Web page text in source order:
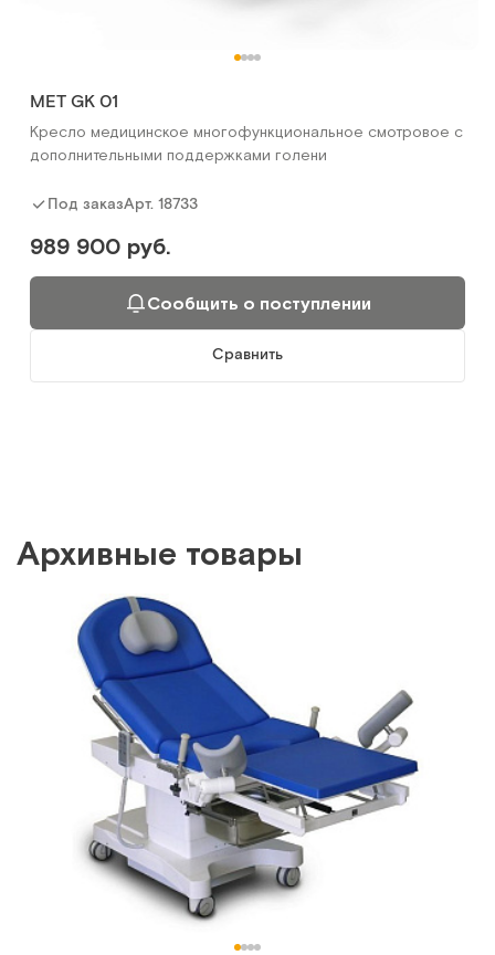
MET GK 01
Кресло медицинское многофункциональное смотровое с
дополнительными поддержками голени
Под заказАрт. 18733
989 900 руб.
Сообщить о поступлении
Сравнить
Архивные товары